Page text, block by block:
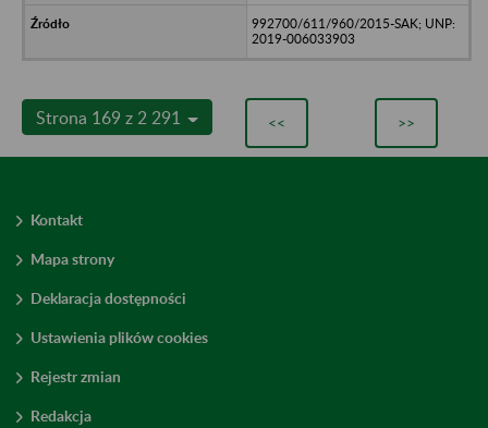
992700/611/960/2015-SAK; UNP:
2019-006033903
Strona 169 z 2 291 << >>
Kontakt
Mapa strony
Deklaracja dostępności
Ustawienia plików cookies
Rejestr zmian
Redakcja